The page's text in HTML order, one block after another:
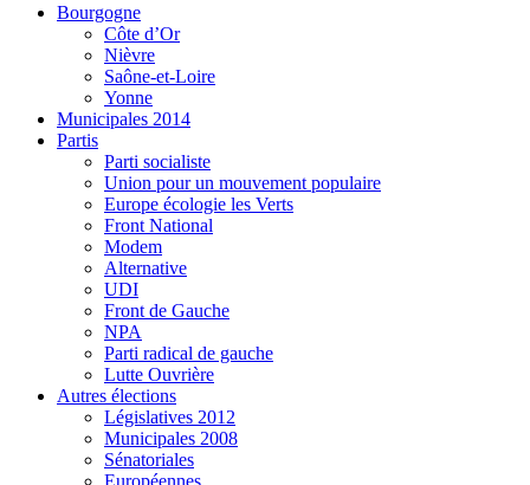
Bourgogne
Côte d’Or
Nièvre
Saône-et-Loire
Yonne
Municipales 2014
Partis
Parti socialiste
Union pour un mouvement populaire
Europe écologie les Verts
Front National
Modem
Alternative
UDI
Front de Gauche
NPA
Parti radical de gauche
Lutte Ouvrière
Autres élections
Législatives 2012
Municipales 2008
Sénatoriales
Européennes